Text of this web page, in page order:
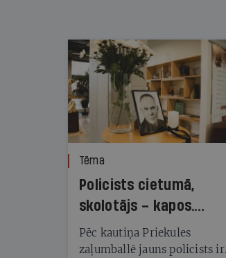
Tēma
Policists cietumā,
skolotājs – kapos.
Reibuma cena Priekulē
Pēc kautiņa Priekules
zaļumballē jauns policists ir